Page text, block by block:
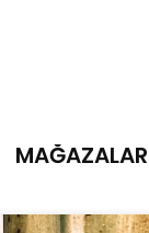
MAĞAZALAR